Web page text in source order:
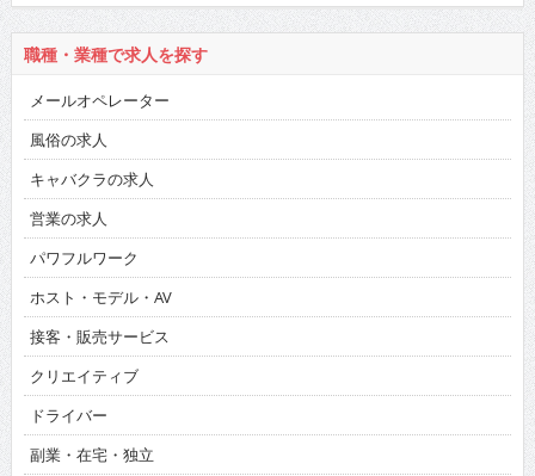
職種・業種で求人を探す
メールオペレーター
風俗の求人
キャバクラの求人
営業の求人
パワフルワーク
ホスト・モデル・AV
接客・販売サービス
クリエイティブ
ドライバー
副業・在宅・独立